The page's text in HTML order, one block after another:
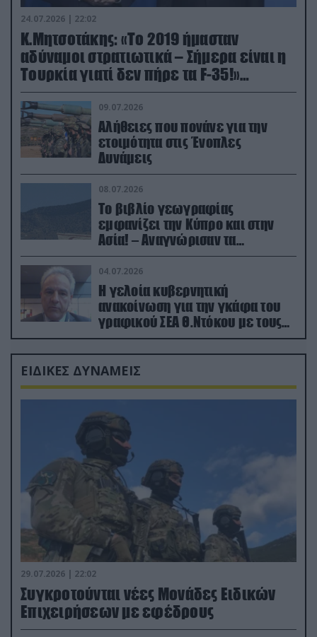
24.07.2026 | 22:02
Κ.Μητσοτάκης: «Το 2019 ήμασταν
αδύναμοι στρατιωτικά – Σήμερα είναι η
Τουρκία γιατί δεν πήρε τα F-35!»
(βίντεο)
09.07.2026
Αλήθειες που πονάνε για την
ετοιμότητα στις Ένοπλες
Δυνάμεις
08.07.2026
Το βιβλίο γεωγραφίας
εμφανίζει την Κύπρο και στην
Ασία! – Αναγνώρισαν τα
κατεχόμενα; (φωτο)
04.07.2026
Η γελοία κυβερνητική
ανακοίνωση για την γκάφα του
γραφικού ΣΕΑ Θ.Ντόκου με τους
Ρώσους φαρσέρ
ΕΙΔΙΚΕΣ ΔΥΝΑΜΕΙΣ
29.07.2026 | 22:02
Συγκροτούνται νέες Μονάδες Ειδικών
Επιχειρήσεων με εφέδρους